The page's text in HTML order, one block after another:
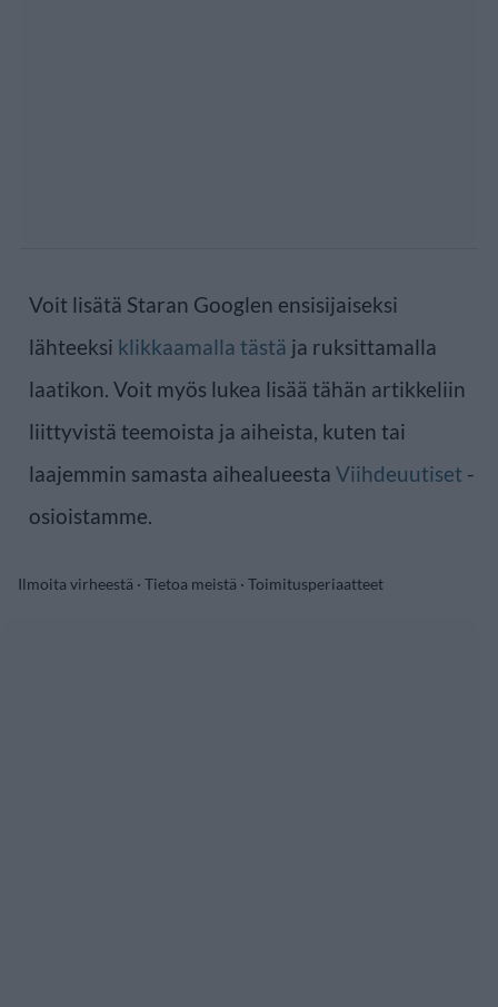
Voit lisätä Staran Googlen ensisijaiseksi
lähteeksi klikkaamalla tästä ja ruksittamalla
laatikon. Voit myös lukea lisää tähän artikkeliin
liittyvistä teemoista ja aiheista, kuten tai
laajemmin samasta aihealueesta Viihdeuutiset -
osioistamme.
Ilmoita virheestä · Tietoa meistä · Toimitusperiaatteet